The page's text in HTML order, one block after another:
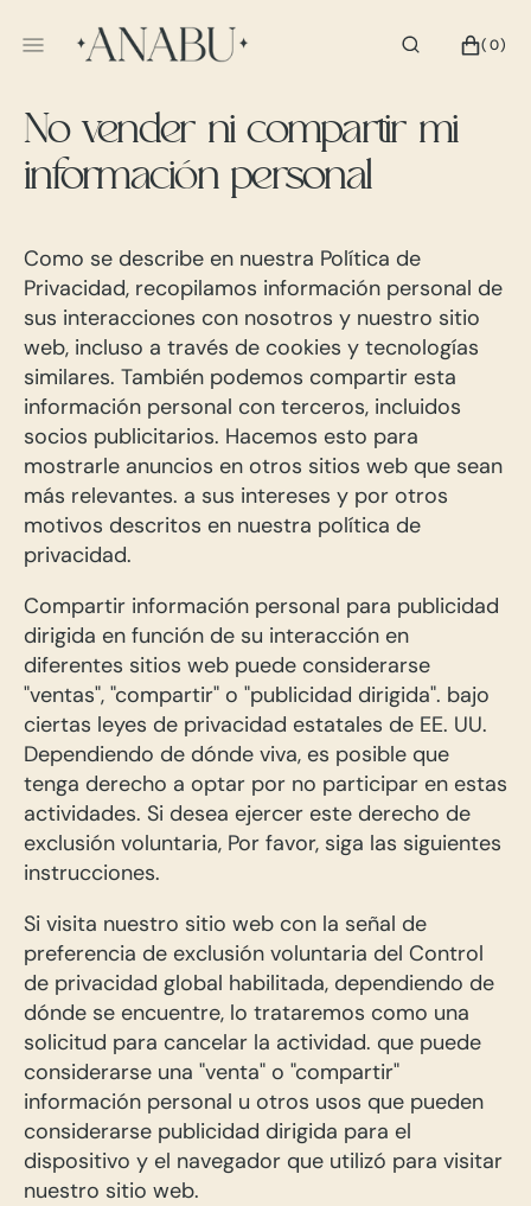
CONTENIDO
CESTA
(0)
No vender ni compartir mi
información personal
Como se describe en nuestra Política de
Privacidad, recopilamos información personal de
sus interacciones con nosotros y nuestro sitio
web, incluso a través de cookies y tecnologías
similares. También podemos compartir esta
información personal con terceros, incluidos
socios publicitarios. Hacemos esto para
mostrarle anuncios en otros sitios web que sean
más relevantes. a sus intereses y por otros
motivos descritos en nuestra política de
privacidad.
Compartir información personal para publicidad
dirigida en función de su interacción en
diferentes sitios web puede considerarse
"ventas", "compartir" o "publicidad dirigida". bajo
ciertas leyes de privacidad estatales de EE. UU.
Dependiendo de dónde viva, es posible que
tenga derecho a optar por no participar en estas
actividades. Si desea ejercer este derecho de
exclusión voluntaria, Por favor, siga las siguientes
instrucciones.
Si visita nuestro sitio web con la señal de
preferencia de exclusión voluntaria del Control
de privacidad global habilitada, dependiendo de
dónde se encuentre, lo trataremos como una
solicitud para cancelar la actividad. que puede
considerarse una "venta" o "compartir"
información personal u otros usos que pueden
considerarse publicidad dirigida para el
dispositivo y el navegador que utilizó para visitar
nuestro sitio web.